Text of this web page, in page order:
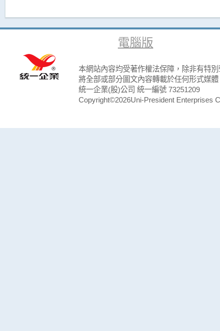
電腦版
本網站內容均受著作權法保障，除非有特
將全部或部分圖文內容轉載於任何形式媒體
統一企業(股)公司 統一編號 73251209
Copyright©2026Uni-President Enterprises